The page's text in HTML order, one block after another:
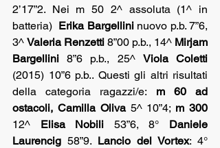
2’17”2. Nei m 50 2^ assoluta (1^ in
batteria) Erika Bargellini nuovo p.b. 7”6,
3^ Valeria Renzetti 8”00 p.b., 14^ Mirjam
Bargellini 8”6 p.b., 25^
(2015) 10”6 p.b.. Questi gli altri risultati
della categoria ragazzi/e: m 60 ad
ostacoli, Camilla Oliva 5^ 10”4; m 300
12^ Elisa Nobili 53”6, 8° Daniele
Laurencig 58”9. Lancio del Vortex